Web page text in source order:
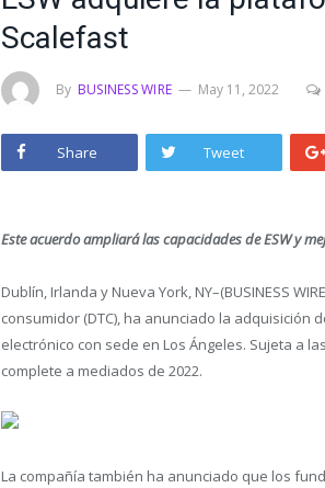
Scalefast
By BUSINESS WIRE May 11, 2022
Share Tweet
Este acuerdo ampliará las capacidades de ESW y
Dublín, Irlanda y Nueva York, NY–(BUSINESS
consumidor (DTC), ha anunciado la
electrónico con sede en Los Ángeles. Sujeta a
complete a mediados de 2022.
La compañía también ha anunciado que los